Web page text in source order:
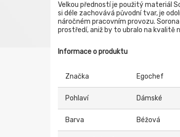
Velkou předností je použitý materiál
si déle zachovává původní tvar, je
náročném pracovním provozu.
prostředí, aniž by to ubralo na kvalitě
Informace o produktu
Značka Egochef
Pohlaví Dámské
Barva Béžová